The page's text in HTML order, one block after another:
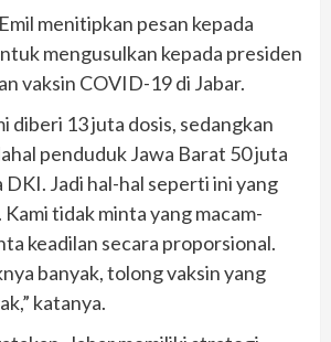
menitipkan pesan kepada
mengusulkan kepada presiden
vaksin COVID-19 di Jabar.
diberi 13 juta dosis, sedangkan
penduduk Jawa Barat 50 juta
DKI. Jadi hal-hal seperti ini yang
Kami tidak minta yang macam-
keadilan secara proporsional.
banyak, tolong vaksin yang
katanya.